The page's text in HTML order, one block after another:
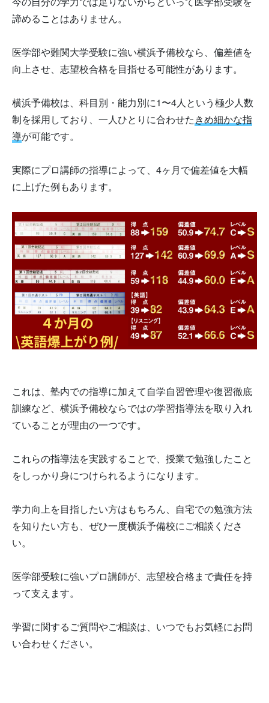
諦めることはありません。
医学部や難関大学受験に強い横浜予備校なら、偏差値を
向上させ、志望校合格を目指せる可能性があります。
横浜予備校は、科目別・能力別に1〜4人という極少人数
制を採用しており、一人ひとりに合わせたきめ細かな指
導が可能です。
実際にプロ講師の指導によって、4ヶ月で偏差値を大幅
に上げた例もあります。
これは、塾内での指導に加えて自学自習管理や復習徹底
訓練など、横浜予備校ならではの学習指導法を取り入れ
ていることが理由の一つです。
これらの指導法を実践することで、授業で勉強したこと
をしっかり身につけられるようになります。
学力向上を目指したい方はもちろん、自宅での勉強方法
を知りたい方も、ぜひ一度横浜予備校にご相談くださ
い。
医学部受験に強いプロ講師が、志望校合格まで責任を持
って支えます。
学習に関するご質問やご相談は、いつでもお気軽にお問
い合わせください。